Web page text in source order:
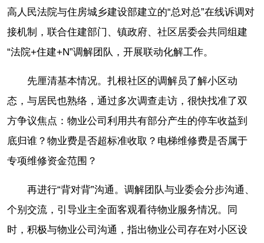
高人民法院与住房城乡建设部建立的“总对总”在线诉调对
接机制，联合住建部门、镇政府、社区居委会共同组建
“法院+住建+N”调解团队，开展联动化解工作。
先厘清基本情况。扎根社区的调解员了解小区动
态，与居民也熟络，通过多次调查走访，很快找准了双
方争议焦点：物业公司利用共有部分产生的停车收益到
底归谁？物业费是否超标准收取？电梯维修费是否属于
专项维修资金范围？
再进行“背对背”沟通。调解团队与业委会分步沟通、
个别交流，引导业主全面客观看待物业服务情况。同
时，积极与物业公司沟通，指出物业公司存在对小区设